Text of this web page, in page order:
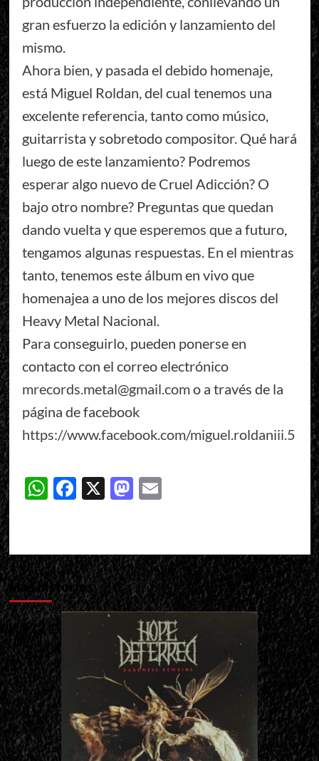
gran esfuerzo la edición y lanzamiento del
mismo.
Ahora bien, y pasada el debido homenaje,
está Miguel Roldan, del cual tenemos una
excelente referencia, tanto como músico,
guitarrista y sobretodo compositor. Qué hará
luego de este lanzamiento? Podremos
esperar algo nuevo de Cruel Adicción? O
bajo otro nombre? Preguntas que quedan
dando vuelta y que esperemos que a futuro,
tengamos algunas respuestas. En el mientras
tanto, tenemos este álbum en vivo que
homenajea a uno de los mejores discos del
Heavy Metal Nacional.
Para conseguirlo, pueden ponerse en
contacto con el correo electrónico
mrecords.metal@gmail.como a través de la
página de facebook
https://www.facebook.com/miguel.roldaniii.5
WhatsApp
Facebook
X Mastodon
Email
Más historias